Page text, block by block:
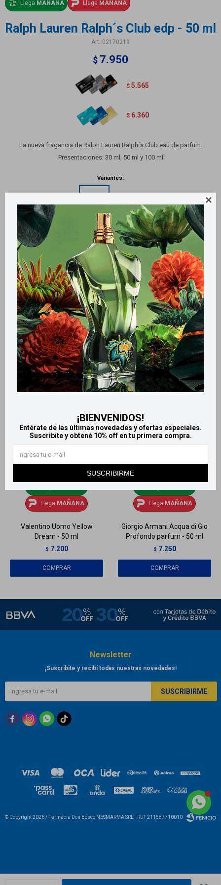

¡BIENVENIDOS!
Entérate de las últimas novedades y ofertas especiales.
Suscribite y obtené 10% off en tu primera compra.
SUSCRIBIRME
Llega MAÑANA Llega MAÑANA
Ralph Lauren Ralph´s Club edp - 50 ml
02170219
$ 7.950
$ 5.565
$ 6.360
La nueva fragancia de Ralph Lauren Ralph´s Club eau de parfum.
Presentaciones: 30 ml, 50 ml y 100 ml
Variantes:
Métodos y costos de envío
Retiros gratuitos en tiendas
CARACTERÍSTICAS
Sección Hombre
Productos que te pueden interesar
Llega MAÑANA
Valentino Uomo Yellow
Dream - 50 ml
$ 7.200
Llega MAÑANA
Giorgio Armani Acqua di Gio
Profondo parfum - 50 ml
$ 7.250
Newsletter
¡Suscribite y recibí todas nuestras novedades!
SUSCRIBIRME
  
© Copyright 2026 / Farmacia Don Bosco NESMARMA SRL - RUT 211587710010
Fenicio